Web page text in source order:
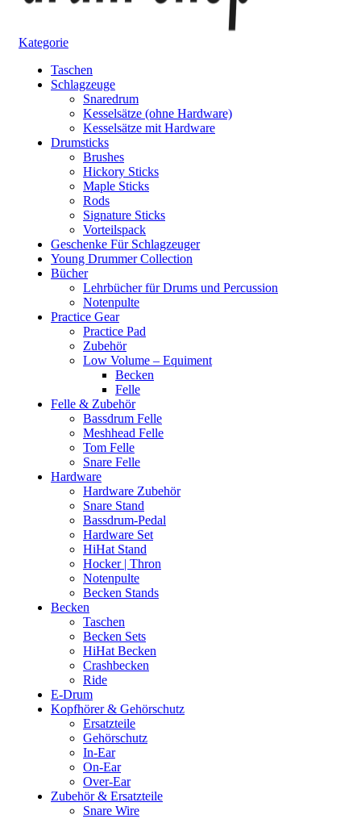
Kategorie
Taschen
Schlagzeuge
Snaredrum
Kesselsätze (ohne Hardware)
Kesselsätze mit Hardware
Drumsticks
Brushes
Hickory Sticks
Maple Sticks
Rods
Signature Sticks
Vorteilspack
Geschenke Für Schlagzeuger
Young Drummer Collection
Bücher
Lehrbücher für Drums und Percussion
Notenpulte
Practice Gear
Practice Pad
Zubehör
Low Volume – Equiment
Becken
Felle
Felle & Zubehör
Bassdrum Felle
Meshhead Felle
Tom Felle
Snare Felle
Hardware
Hardware Zubehör
Snare Stand
Bassdrum-Pedal
Hardware Set
HiHat Stand
Hocker | Thron
Notenpulte
Becken Stands
Becken
Taschen
Becken Sets
HiHat Becken
Crashbecken
Ride
E-Drum
Kopfhörer & Gehörschutz
Ersatzteile
Gehörschutz
In-Ear
On-Ear
Over-Ear
Zubehör & Ersatzteile
Snare Wire